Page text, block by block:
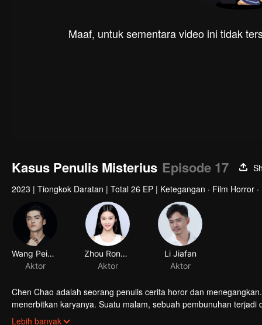
Maaf, untuk sementara video ini tidak
Kasus Penulis Misterius Episode 17
2023 | Tiongkok Daratan | Total 26 EP | Ketegangan · Film Horror
Wang Peigen
Aktor
Zhou Rongqian
Aktor
Li Jiafan
Aktor
Chen Chao adalah seorang penulis cerita horor dan
menerbitkan karyanya. Suatu malam, sebuah pembunuhan
diinterogasi, dia bersumpah iyu bukan perbuatannya, melainkan
Lebih banyak